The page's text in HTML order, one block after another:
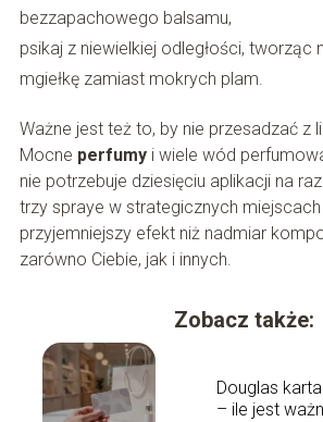
bezzapachowego balsamu,
psikaj z niewielkiej odległości, tworząc
mgiełkę zamiast mokrych plam.
Ważne jest też to, by nie przesadzać z
Mocne perfumyi wiele wód
nie potrzebuje dziesięciu aplikacji na
trzy spraye w strategicznych miejscach
przyjemniejszy efekt niż nadmiar
zarówno Ciebie, jak i innych.
Zobacz także:
Douglas
– ile jest